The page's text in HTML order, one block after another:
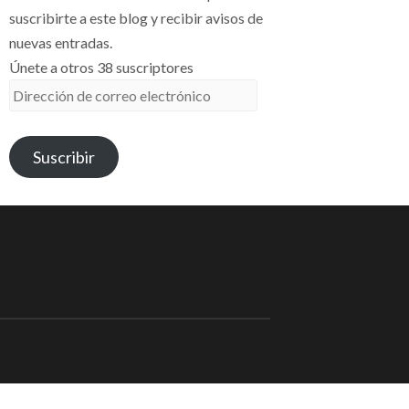
suscribirte a este blog y recibir avisos de
nuevas entradas.
Únete a otros 38 suscriptores
Dirección
correo
electrónico
Suscribir